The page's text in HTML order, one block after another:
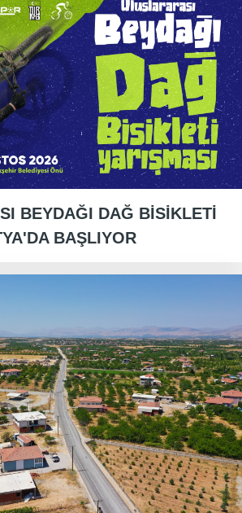
BEYDAĞI DAĞ BİSİKLETİ
BAŞLIYOR